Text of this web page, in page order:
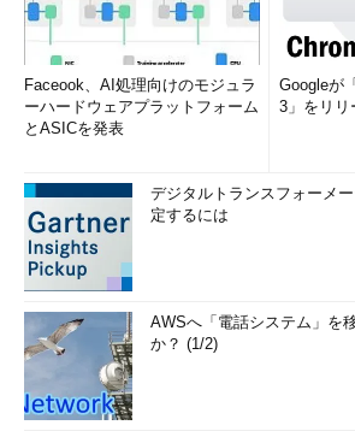
Faceook、AI処理向けのモジュラ
ーハードウェアプラットフォーム
とASICを発表
Googleが
3」をリリ
デジタルトランスフォーメ
定するには
AWSへ「電話システム」を
か？ (1/2)